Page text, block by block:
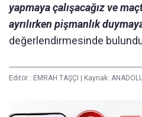
yapmaya çalışacağız ve
ayrılırken pişmanlık
değerlendirmesinde
Editör : EMRAH TAŞÇI Kaynak: